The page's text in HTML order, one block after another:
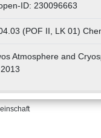
ID: 230096663
(POF II, LK 01)
Atmosphere and